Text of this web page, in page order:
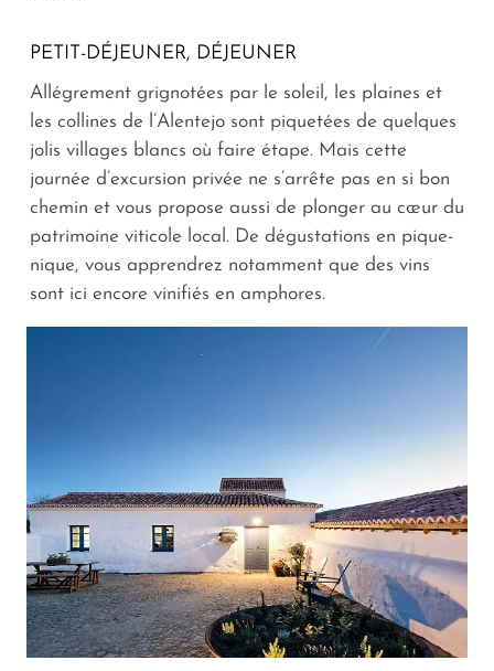
PETIT-DÉJEUNER, DÉJEUNER
Allégrement grignotées par le soleil, les plaines et
les collines de l’Alentejo sont piquetées de quelques
jolis villages blancs où faire étape. Mais cette
journée d’excursion privée ne s’arrête pas en si bon
chemin et vous propose aussi de plonger au cœur du
patrimoine viticole local. De dégustations en pique-
nique, vous apprendrez notamment que des vins
sont ici encore vinifiés en amphores.